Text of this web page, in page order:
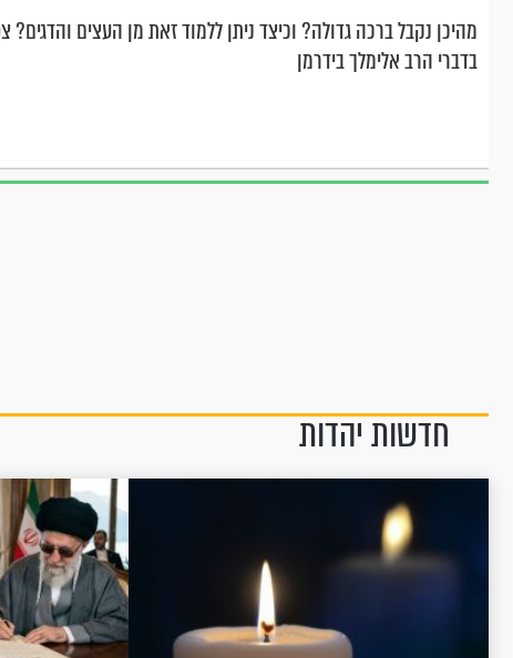
מהיכן נקבל ברכה גדולה? וכיצד ניתן ללמוד זאת מן העצים והדגים?
בדברי הרב אלימלך בידרמן
חדשות יהדות